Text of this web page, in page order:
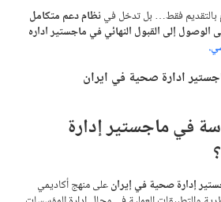
بالتقديم فقط… بل تدخل فينظام دعم متكامل
إلى القبول النهائي في ماجستير اداره
ادارة صحية في ايران
في ماجستير إدارة
إدارة صحية في إيرانعلى منهج أكاديمي